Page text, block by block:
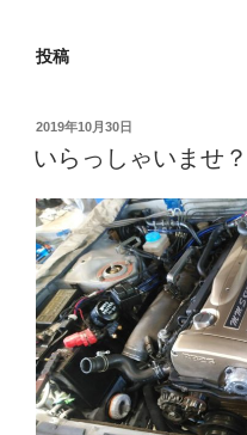
投稿
投
日:
2019年10月30日
いらっしゃいませ？